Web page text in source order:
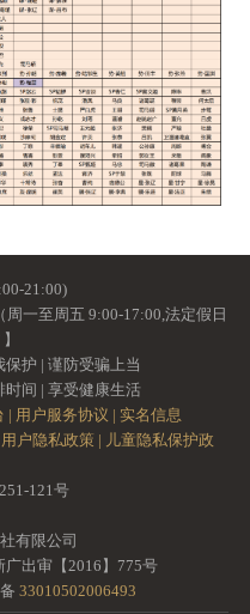
21:00)
一至周五 9:00-17:00,法定假日
】
护 | 谨防受骗上当
时间 | 享受健康生活
| 用户服务协议 | 实名信息
用户隐私政策 | 儿童隐私保护政
121号
有限公司
出审【2016】775号
33010502006493